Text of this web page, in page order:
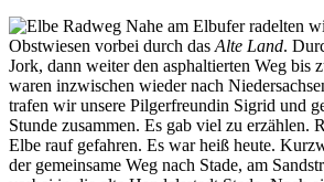
Nahe am Elbufer radelten
Obstwiesen vorbei durch das Alte Land.
Jork, dann weiter den asphaltierten Weg bis
waren inzwischen wieder nach
trafen wir unsere Pilgerfreundin Sigrid und
Stunde zusammen. Es gab viel zu erzählen.
Elbe rauf gefahren. Es war heiß heute.
der gemeinsame Weg nach Stade, am